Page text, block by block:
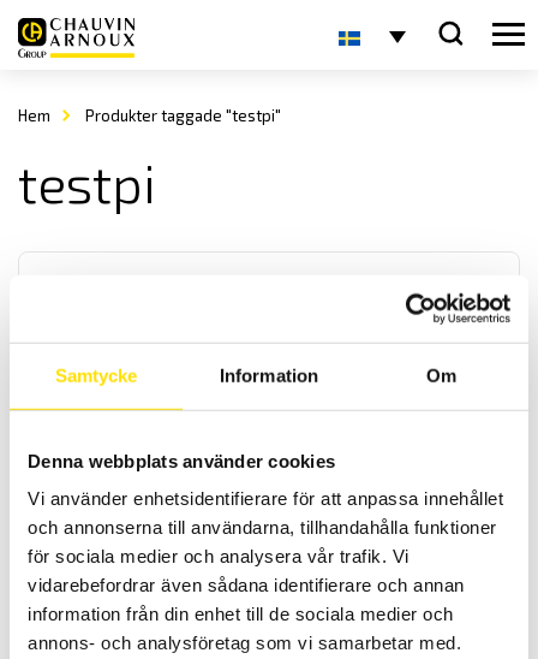
Samtycke Information Om
Denna webbplats använder cookies
Vi använder enhetsidentifierare för att anpassa innehållet
och annonserna till användarna, tillhandahålla funktioner
för sociala medier och analysera vår trafik. Vi
vidarebefordrar även sådana identifierare och annan
information från din enhet till de sociala medier och
annons- och analysföretag som vi samarbetar med.
Hem Produkter taggade "testpi"
testpi
Vårt praktiska sortiment av prober med diameter från 0,6 mm till 4
mm för mätning alla spänningsapplikationer från DIN-system till
bilelektronik. Dessa prober har 4 mm anslutning, med upp till
kategori IV 1000 V säkerhetsklassning enligt IEC 61010 standard.
160.00kr – 535.00kr Prisintervall:
160.00 kr
till
535.00 kr
LÄS MER